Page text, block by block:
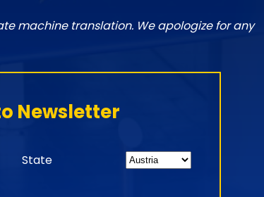
machine translation. We apologize for any
Newsletter
State